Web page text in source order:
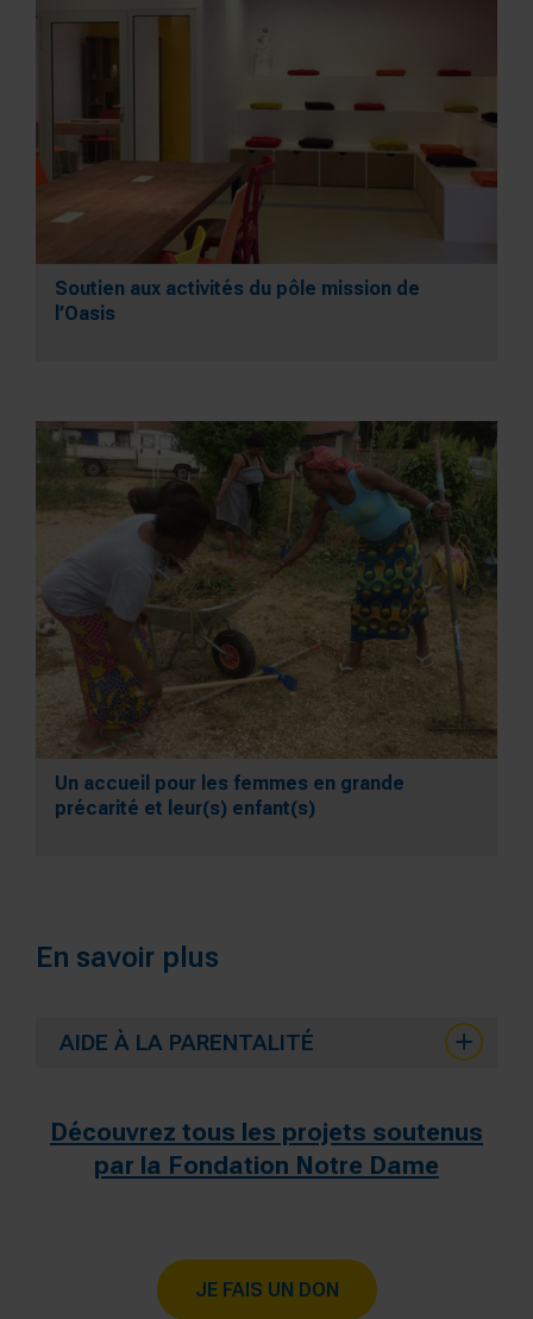
Soutien aux activités du pôle mission de
l’Oasis
Un accueil pour les femmes en grande
précarité et leur(s) enfant(s)
En savoir plus
AIDE À LA PARENTALITÉ
Découvrez tous les projets soutenus
par la Fondation Notre Dame
JE FAIS UN DON